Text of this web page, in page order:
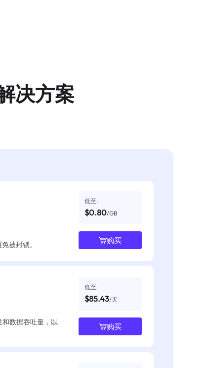
决方案
被封锁。
低至:
$0.80/GB
购买
数据吞吐量，以
低至:
$85.43/天
购买